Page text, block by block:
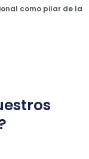
como pilar de la